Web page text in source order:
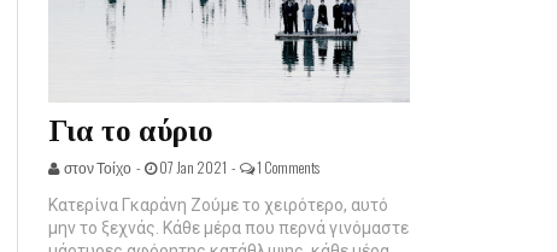
Για το αύριο
στον Τοίχο - 07 Jan 2021 - 1 Comments
Κατερίνα Γκαράνη Ζούμε το χειρότερο, αυτό
μην το ξεχνάς. Κάθε μέρα που περνά γινόμαστε